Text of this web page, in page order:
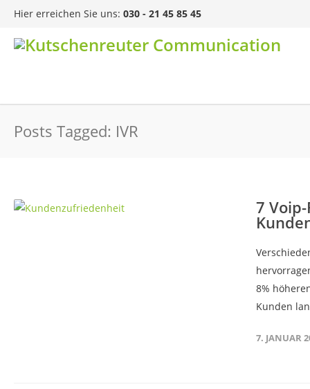
Hier erreichen Sie uns: 030 - 21 45 85 45
Posts Tagged: IVR
7
8%
Kunden
7. JANUAR